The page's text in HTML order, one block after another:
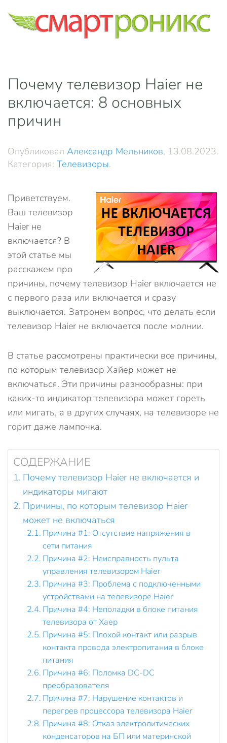
Skip to main content
Почему телевизор Haier не
включается: 8 основных
причин
Опубликовал Александр Мельников, 13.08.2023.
Категория: Телевизоры.
Приветствуем.
Ваш телевизор
Haier не
включается? В
этой статье мы
расскажем про
причины, почему телевизор Haier включается не
с первого раза или включается и сразу
выключается. Затронем вопрос, что делать если
телевизор Haier не включается после молнии.
В статье рассмотрены практически все причины,
по которым телевизор Хайер может не
включаться. Эти причины разнообразны: при
каких-то индикатор телевизора может гореть
или мигать, а в других случаях, на телевизоре не
горит даже лампочка.
СОДЕРЖАНИЕ
Почему телевизор Haier не включается и
индикаторы мигают
Причины, по которым телевизор Haier
может не включаться
Причина #1: Отсутствие напряжения в
сети питания
Причина #2: Неисправность пульта
управления телевизором Haier
Причина #3: Проблема с подключенными
устройствами на телевизоре Haier
Причина #4: Неполадки в блоке питания
телевизора от Хаер
Причина #5: Плохой контакт или разрыв
контакта провода электропитания в блоке
питания
Причина #6: Поломка DC-DC
преобразователя
Причина #7: Нарушение контактов и
перегрев процессора телевизора Haier
Причина #8: Отказ электролитических
конденсаторов на БП или материнской